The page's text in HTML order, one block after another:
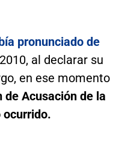
pronunciado de
al declarar su
en ese momento
de Acusación de la
ocurrido.